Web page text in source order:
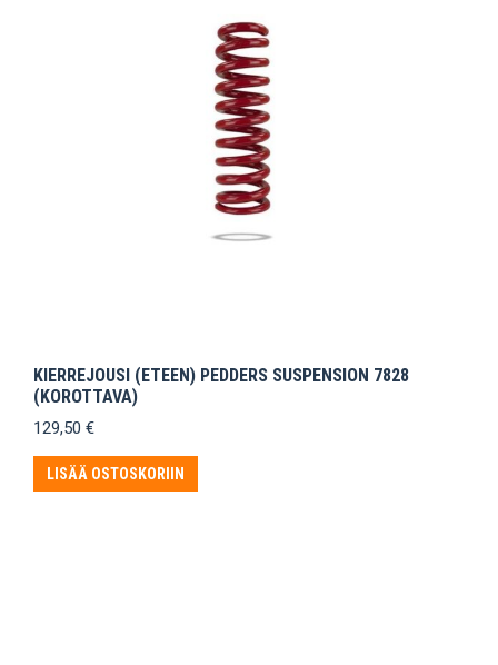
KIERREJOUSI (ETEEN) PEDDERS SUSPENSION 7828
(KOROTTAVA)
129,50 €
LISÄÄ OSTOSKORIIN